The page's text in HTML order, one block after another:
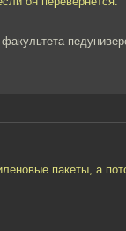
пакеты, а